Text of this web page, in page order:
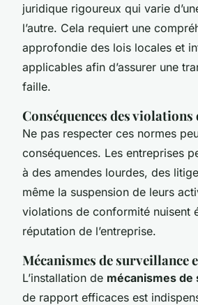
juridique rigoureux qui varie
l’autre. Cela requiert une
approfondie des lois locales et
applicables afin d’assurer une
faille.
Conséquences des
Ne pas respecter ces normes
conséquences. Les entreprises
à des amendes lourdes, des
même la suspension de leurs
violations de conformité nuisent
réputation de l’entreprise.
Mécanismes de surveillance
L’installation de mécanismes de
de rapport efficaces est